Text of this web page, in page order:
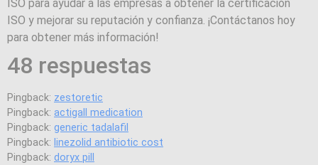
ISO para ayudar a las empresas a obtener la certificación
ISO y mejorar su reputación y confianza. ¡Contáctanos hoy
para obtener más información!
48 respuestas
Pingback: zestoretic
Pingback: actigall medication
Pingback: generic tadalafil
Pingback: linezolid antibiotic cost
Pingback: doryx pill